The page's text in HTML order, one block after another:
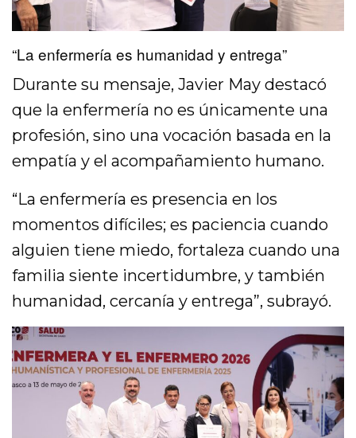
“La enfermería es humanidad y entrega”
Durante su mensaje, Javier May destacó
que la enfermería no es únicamente una
profesión, sino una vocación basada en la
empatía y el acompañamiento humano.
“La enfermería es presencia en los
momentos difíciles; es paciencia cuando
alguien tiene miedo, fortaleza cuando una
familia siente incertidumbre, y también
humanidad, cercanía y entrega”, subrayó.